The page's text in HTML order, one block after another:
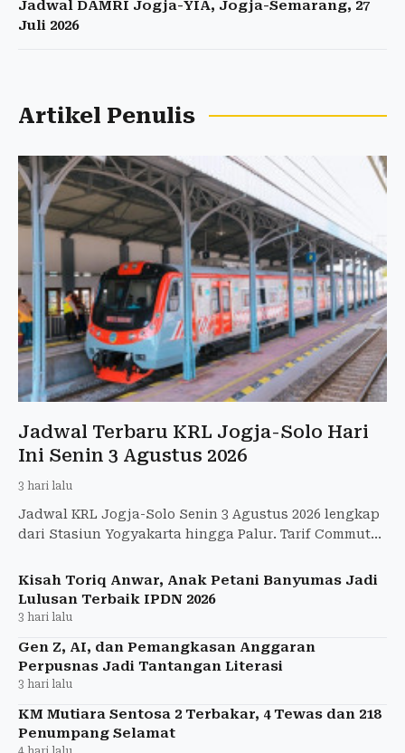
Jadwal DAMRI Jogja-YIA, Jogja-Semarang, 27
Juli 2026
Artikel Penulis
Jadwal Terbaru KRL Jogja-Solo Hari
Ini Senin 3 Agustus 2026
3 hari lalu
Jadwal KRL Jogja-Solo Senin 3 Agustus 2026 lengkap
dari Stasiun Yogyakarta hingga Palur. Tarif Commuter
Kisah Toriq Anwar, Anak Petani Banyumas Jadi
Lulusan Terbaik IPDN 2026
3 hari lalu
Gen Z, AI, dan Pemangkasan Anggaran
Perpusnas Jadi Tantangan Literasi
3 hari lalu
KM Mutiara Sentosa 2 Terbakar, 4 Tewas dan 218
Penumpang Selamat